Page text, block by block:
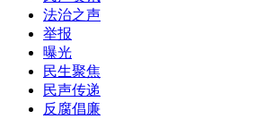
法治之声
举报
曝光
民生聚焦
民声传递
反腐倡廉